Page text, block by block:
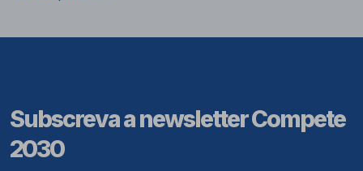
Subscreva a newsletter Compete
2030